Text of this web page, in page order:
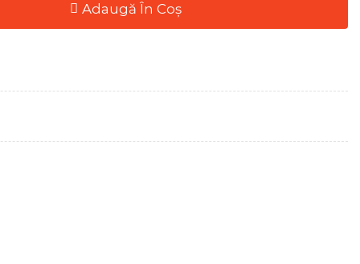
Adaugă În Coș